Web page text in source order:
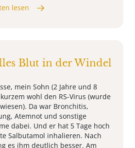
lesen
Blut in der Windel
mein Sohn (2 Jahre und 8
wohl den RS-Virus (wurde
Da war Bronchitis,
Atemnot und sonstige
dabei. Und er hat 5 Tage hoch
Salbutamol inhalieren. Nach
es ihm deutlich besser. Am